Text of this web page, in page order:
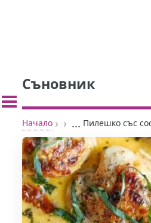
Съновник
Начало › › ... Пилешко със